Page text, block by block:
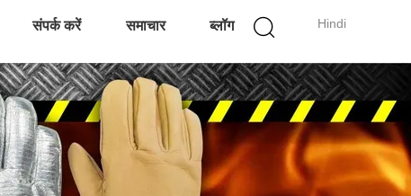
Hindi
संपर्क करें समाचार ब्लॉग